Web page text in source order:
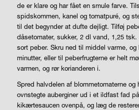
de er klare og har fået en smule farve.
spidskommen, kanel og tomatpuré, og
til det begynder at dufte dejligt. Tilføj
dåsetomater, sukker, 2 dl vand, 1,25
sort peber. Skru ned til middel varme,
minutter, eller til peberfrugterne er helt
varmen, og rør korianderen i.
Spred halvdelen af blommetomaterne og
ovnstegte auberginer ud i et ildfast fad
kikærtesaucen ovenpå, og læg de